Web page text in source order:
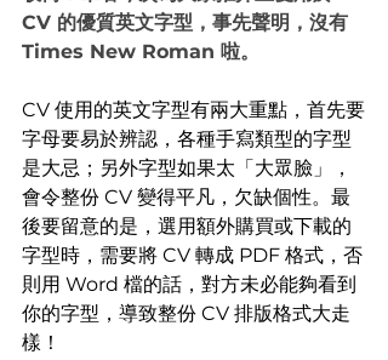
CV 的優質英文字型，事先聲明，沒有
Times New Roman 啦。
CV 使用的英文字型有兩大重點，首先要
字母要易於辨認，各種手寫類型的字型
是大忌；另外字型如果太「大眾臉」，
會令整份 CV 變得平凡，欠缺個性。最
後要留意的是，選用額外購買或下載的
字型時，需要將 CV 轉成 PDF 格式，否
則用 Word 檔的話，對方未必能夠看到
你的字型，導致整份 CV 排版格式大走
樣！